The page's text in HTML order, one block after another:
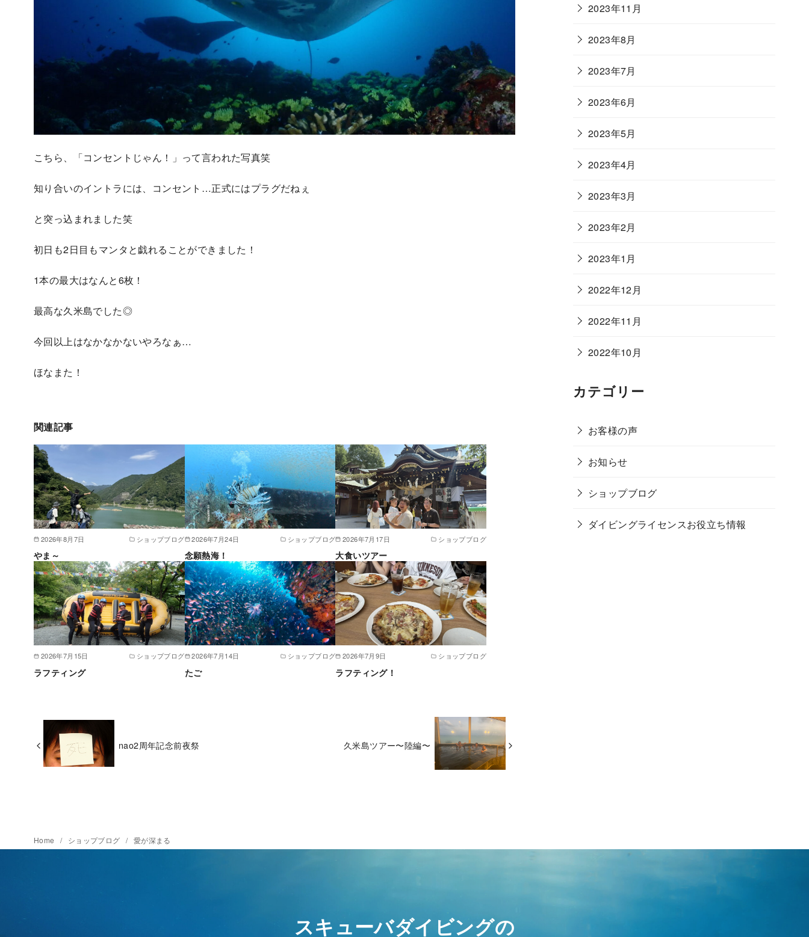
こちら、「コンセントじゃん！」って言われた写真笑
知り合いのイントラには、コンセント…正式にはプラグだねぇ
と突っ込まれました笑
初日も2日目もマンタと戯れることができました！
1本の最大はなんと6枚！
最高な久米島でした◎
今回以上はなかなかないやろなぁ…
ほなまた！
関連記事
2026年8月7日 ショップブログ
やま～
2026年7月24日 ショップブログ
念願熱海！
2026年7月17日 ショップブログ
大食いツアー
2026年7月15日 ショップブログ
ラフティング
2026年7月14日 ショップブログ
たご
2026年7月9日 ショップブログ
ラフティング！
nao2周年記念前夜祭 久米島ツアー〜陸編〜
2023年11月
2023年8月
2023年7月
2023年6月
2023年5月
2023年4月
2023年3月
2023年2月
2023年1月
2022年12月
2022年11月
2022年10月
カテゴリー
お客様の声
お知らせ
ショップブログ
ダイビングライセンスお役立ち情報
Home ショップブログ 愛が深まる
スキューバダイビングの